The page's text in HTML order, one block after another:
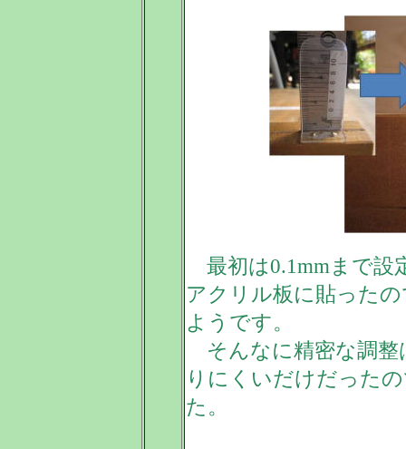
最初は0.1mmまで設
アクリル板に貼った
ようです。
そんなに精密な調整
りにくいだけだった
た。